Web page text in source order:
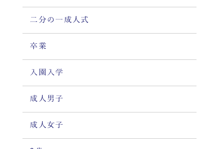
二分の一成人式
卒業
入園入学
成人男子
成人女子